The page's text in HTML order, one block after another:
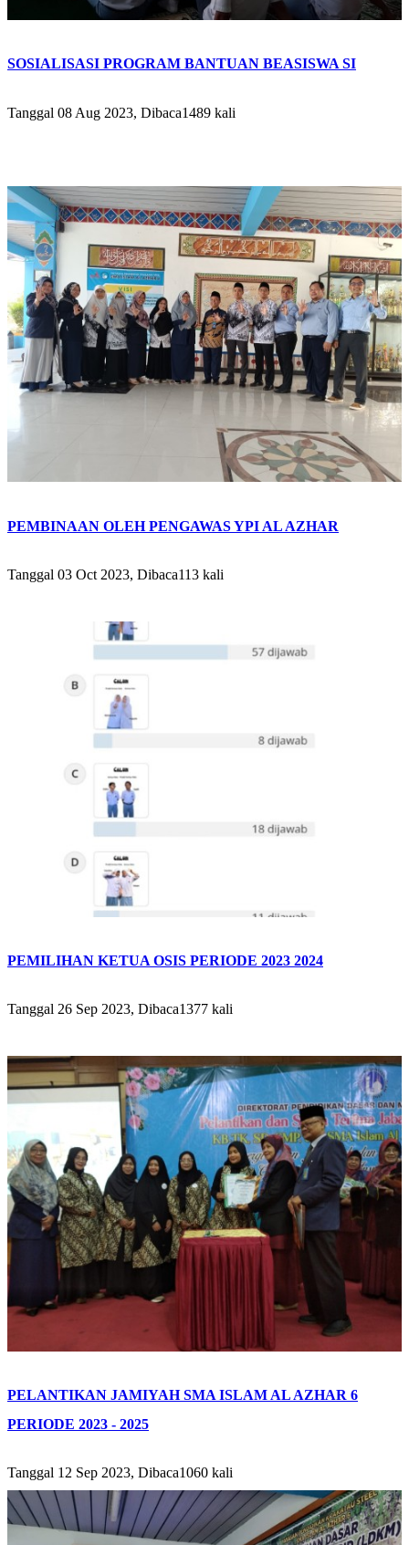
SOSIALISASI PROGRAM BANTUAN BEASISWA SI
Tanggal 08 Aug 2023, Dibaca1489 kali
PEMBINAAN OLEH PENGAWAS YPI AL AZHAR
Tanggal 03 Oct 2023, Dibaca113 kali
PEMILIHAN KETUA OSIS PERIODE 2023 2024
Tanggal 26 Sep 2023, Dibaca1377 kali
PELANTIKAN JAMIYAH SMA ISLAM AL AZHAR 6
PERIODE 2023 - 2025
Tanggal 12 Sep 2023, Dibaca1060 kali